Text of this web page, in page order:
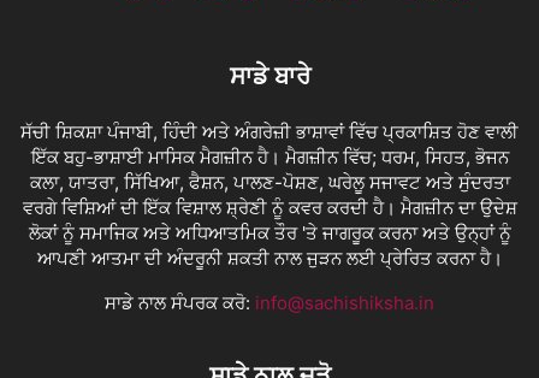
ਸਾਡੇ ਬਾਰੇ
ਸੱਚੀ ਸ਼ਿਕਸ਼ਾ ਪੰਜਾਬੀ, ਹਿੰਦੀ ਅਤੇ ਅੰਗਰੇਜ਼ੀ ਭਾਸ਼ਾਵਾਂ ਵਿੱਚ ਪ੍ਰਕਾਸ਼ਿਤ ਹੋਣ ਵਾਲੀ
ਇੱਕ ਬਹੁ-ਭਾਸ਼ਾਈ ਮਾਸਿਕ ਮੈਗਜ਼ੀਨ ਹੈ। ਮੈਗਜ਼ੀਨ ਵਿੱਚ; ਧਰਮ, ਸਿਹਤ, ਭੋਜਨ
ਕਲਾ, ਯਾਤਰਾ, ਸਿੱਖਿਆ, ਫੈਸ਼ਨ, ਪਾਲਣ-ਪੋਸ਼ਣ, ਘਰੇਲੂ ਸਜਾਵਟ ਅਤੇ ਸੁੰਦਰਤਾ
ਵਰਗੇ ਵਿਸ਼ਿਆਂ ਦੀ ਇੱਕ ਵਿਸ਼ਾਲ ਸ਼੍ਰੇਣੀ ਨੂੰ ਕਵਰ ਕਰਦੀ ਹੈ। ਮੈਗਜ਼ੀਨ ਦਾ ਉਦੇਸ਼
ਲੋਕਾਂ ਨੂੰ ਸਮਾਜਿਕ ਅਤੇ ਅਧਿਆਤਮਿਕ ਤੌਰ 'ਤੇ ਜਾਗਰੂਕ ਕਰਨਾ ਅਤੇ ਉਨ੍ਹਾਂ ਨੂੰ
ਆਪਣੀ ਆਤਮਾ ਦੀ ਅੰਦਰੂਨੀ ਸ਼ਕਤੀ ਨਾਲ ਜੁੜਨ ਲਈ ਪ੍ਰੇਰਿਤ ਕਰਨਾ ਹੈ।
ਸਾਡੇ ਨਾਲ ਸੰਪਰਕ ਕਰੋ: info@sachishiksha.in